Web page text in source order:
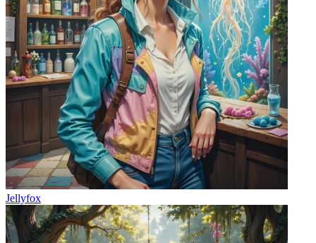
Jellyfox